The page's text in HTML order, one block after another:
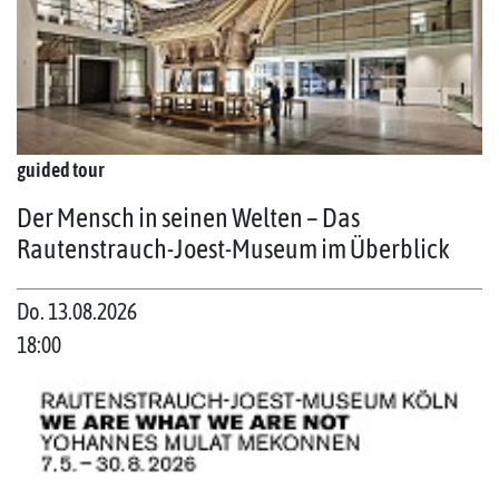
guided tour
Der Mensch in seinen Welten – Das
Rautenstrauch-Joest-Museum im Überblick
Do. 13.08.2026
18:00